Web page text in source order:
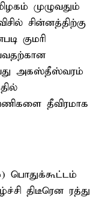
முழுவதும்
சின்னத்திற்கு
குமரி
அகஸ்தீஸ்வரம்
தீவிரமாக
பொதுக்கூட்டம்
திடீரென ரத்து